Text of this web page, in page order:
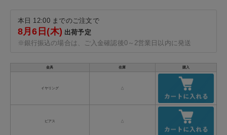
本日 12:00 までのご注文で
8月6日(木)出荷予定
※銀行振込の場合は、ご入金確認後0～2営業日以内に発送
金具 在庫 購入
イヤリング △
ピアス △